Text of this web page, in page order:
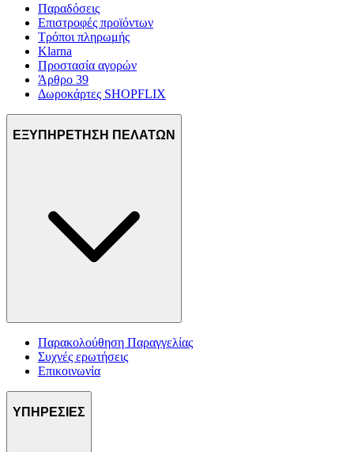
Παραδόσεις
Επιστροφές προϊόντων
Τρόποι πληρωμής
Klarna
Προστασία αγορών
Άρθρο 39
Δωροκάρτες SHOPFLIX
ΕΞΥΠΗΡΕΤΗΣΗ ΠΕΛΑΤΩΝ
Παρακολούθηση Παραγγελίας
Συχνές ερωτήσεις
Επικοινωνία
ΥΠΗΡΕΣΙΕΣ